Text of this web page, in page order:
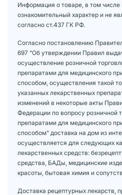
Информация о товаре, в том числе
ознакомительный характер и не
согласно ст.437 ГК РФ.
Согласно постановлению
697 "Об утверждении Правил
осуществление розничной
препаратами для медицинского
способом, осуществления такой
указанных лекарственных
изменений в некоторые акты
Федерации по вопросу розничной
препаратами для медицинского
способом" доставка на дом из
осуществляется для следующих
лекарственных средств:
средства, БАДы, медицинские
красоты, бытовая химия и
Доставка рецептурных лекарств,